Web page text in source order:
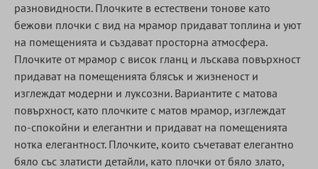
разновидности. Плочките в естествени тонове като
бежови плочки с вид на мрамор придават топлина и уют
на помещенията и създават просторна атмосфера.
Плочките от мрамор с висок гланц и лъскава повърхност
придават на помещенията блясък и жизненост и
изглеждат модерни и луксозни. Вариантите с матова
повърхност, като плочките с матов мрамор, изглеждат
по-спокойни и елегантни и придават на помещенията
нотка елегантност. Плочките, които съчетават елегантно
бяло със златисти детайли, като плочки от бяло злато,